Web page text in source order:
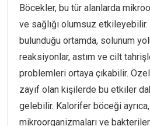
Böcekler, bu tür alanlarda
ve sağlığı olumsuz
bulunduğu ortamda, solunum
reaksiyonlar, astım ve cilt
problemleri ortaya çıkabilir.
zayıf olan kişilerde bu etkiler
gelebilir. Kalorifer böceği ayrıca,
mikroorganizmaları ve